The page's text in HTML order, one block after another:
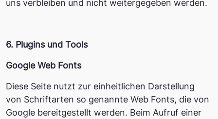
uns verbleiben und nicht weitergegeben werden.
6. Plugins und Tools
Google Web Fonts
Diese Seite nutzt zur einheitlichen Darstellung
von Schriftarten so genannte Web Fonts, die von
Google bereitgestellt werden. Beim Aufruf einer